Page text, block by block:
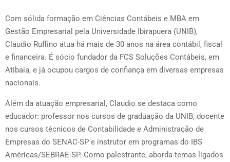
Com sólida formação em Ciências Contábeis e MBA em
Gestão Empresarial pela Universidade Ibirapuera (UNIB),
Claudio Ruffino atua há mais de 30 anos na área contábil, fiscal
e financeira. É sócio fundador da FCS Soluções Contábeis, em
Atibaia, e já ocupou cargos de confiança em diversas empresas
nacionais.
Além da atuação empresarial, Claudio se destaca como
educador: professor nos cursos de graduação da UNIB, docente
nos cursos técnicos de Contabilidade e Administração de
Empresas do SENAC-SP e instrutor em programas do IBS
Américas/SEBRAE-SP. Como palestrante, aborda temas ligados